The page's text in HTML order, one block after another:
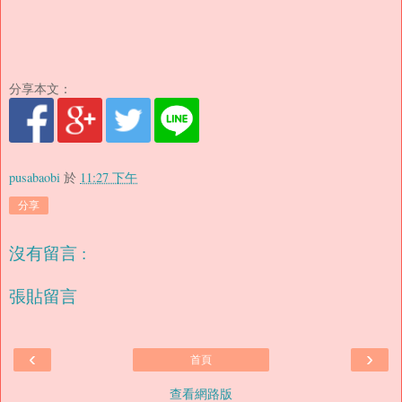
分享本文：
pusabaobi 於 11:27 下午
分享
沒有留言 :
張貼留言
‹ ›
首頁
查看網路版